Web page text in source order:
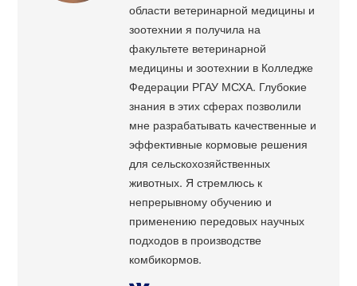
области ветеринарной медицины и
зоотехнии я получила на
факультете ветеринарной
медицины и зоотехнии в Колледже
Федерации РГАУ МСХА. Глубокие
знания в этих сферах позволили
мне разрабатывать качественные и
эффективные кормовые решения
для сельскохозяйственных
животных. Я стремлюсь к
непрерывному обучению и
применению передовых научных
подходов в производстве
комбикормов.